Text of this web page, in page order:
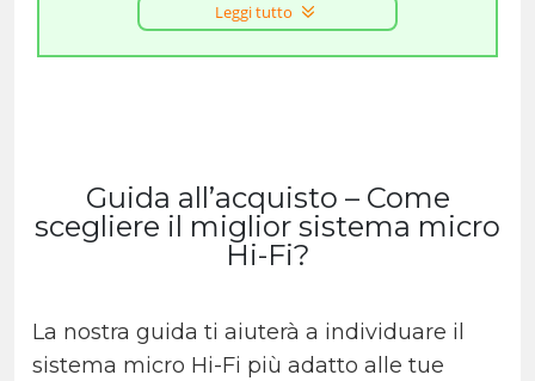
Leggi tutto
Guida all’acquisto – Come
scegliere il miglior sistema micro
Hi-Fi?
La nostra guida ti aiuterà a individuare il
sistema micro Hi-Fi più adatto alle tue